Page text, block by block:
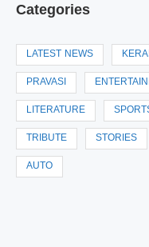
Categories
LATEST NEWS
PRAVASI
LITERATURE
TRIBUTE STORIES
AUTO